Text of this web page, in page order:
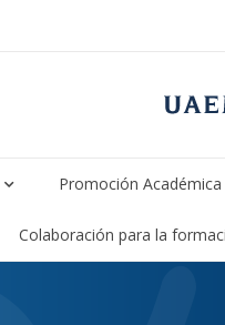
Promoción Académica
Colaboración para la